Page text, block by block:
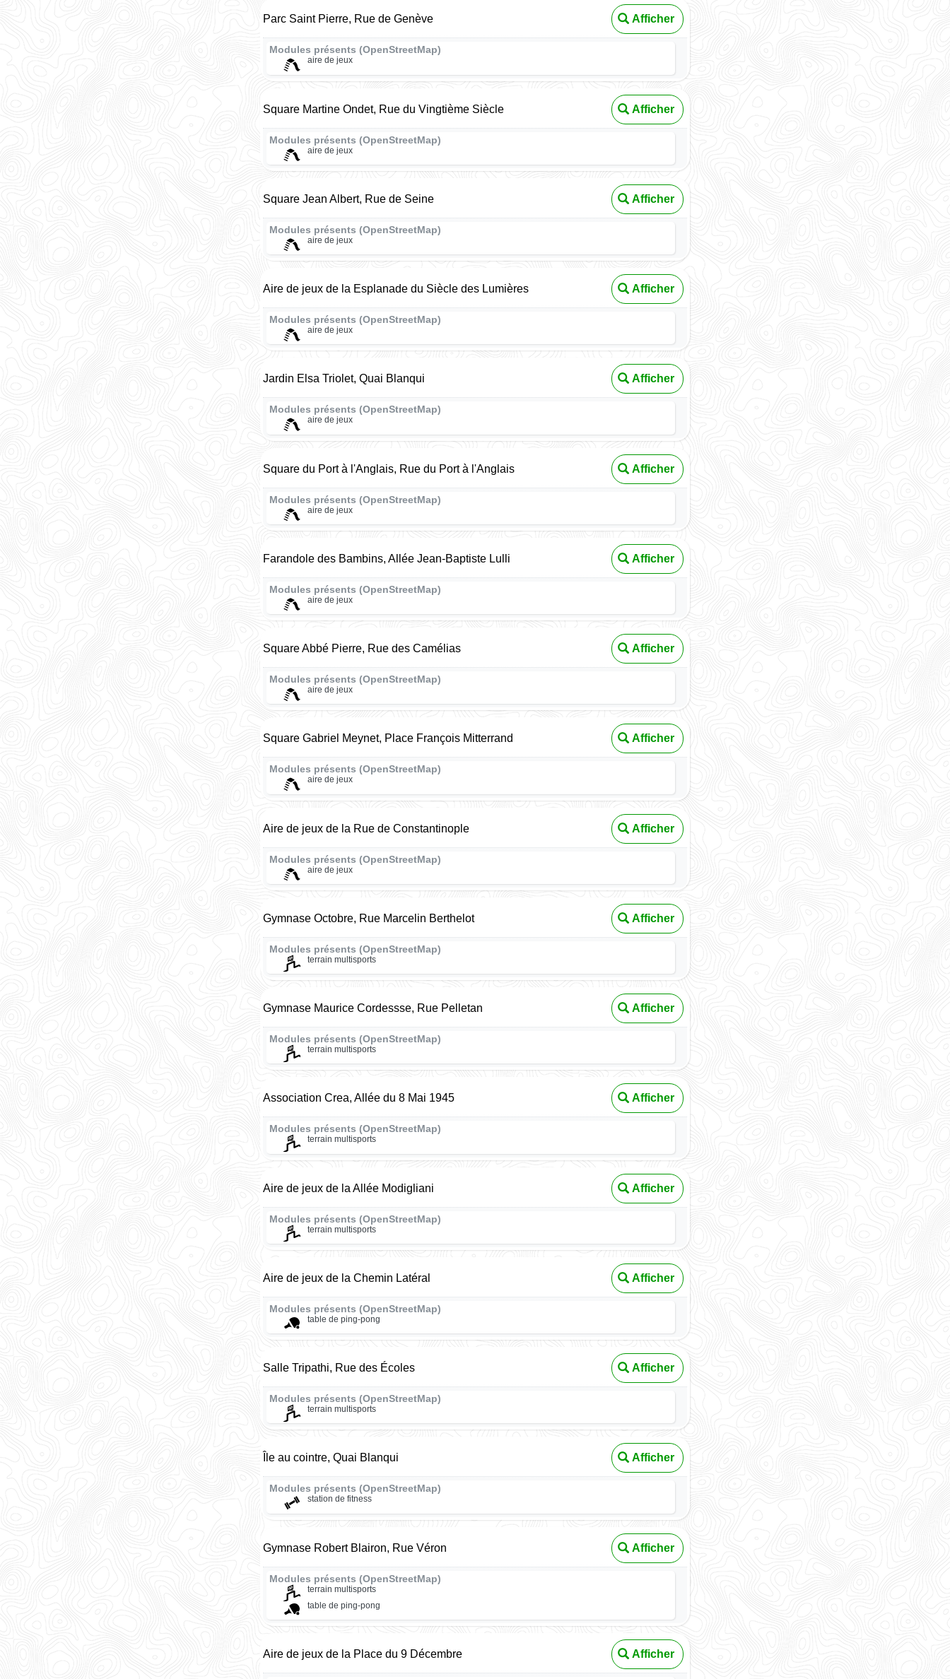
Parc Saint Pierre, Rue de Genève Afficher
Modules présents (OpenStreetMap)
aire de jeux
Square Martine Ondet, Rue du Vingtième Siècle Afficher
Modules présents (OpenStreetMap)
aire de jeux
Square Jean Albert, Rue de Seine Afficher
Modules présents (OpenStreetMap)
aire de jeux
Aire de jeux de la Esplanade du Siècle des Lumières Afficher
Modules présents (OpenStreetMap)
aire de jeux
Jardin Elsa Triolet, Quai Blanqui Afficher
Modules présents (OpenStreetMap)
aire de jeux
Square du Port à l'Anglais, Rue du Port à l'Anglais Afficher
Modules présents (OpenStreetMap)
aire de jeux
Farandole des Bambins, Allée Jean-Baptiste Lulli Afficher
Modules présents (OpenStreetMap)
aire de jeux
Square Abbé Pierre, Rue des Camélias Afficher
Modules présents (OpenStreetMap)
aire de jeux
Square Gabriel Meynet, Place François Mitterrand Afficher
Modules présents (OpenStreetMap)
aire de jeux
Aire de jeux de la Rue de Constantinople Afficher
Modules présents (OpenStreetMap)
aire de jeux
Gymnase Octobre, Rue Marcelin Berthelot Afficher
Modules présents (OpenStreetMap)
terrain multisports
Gymnase Maurice Cordessse, Rue Pelletan Afficher
Modules présents (OpenStreetMap)
terrain multisports
Association Crea, Allée du 8 Mai 1945 Afficher
Modules présents (OpenStreetMap)
terrain multisports
Aire de jeux de la Allée Modigliani Afficher
Modules présents (OpenStreetMap)
terrain multisports
Aire de jeux de la Chemin Latéral Afficher
Modules présents (OpenStreetMap)
table de ping-pong
Salle Tripathi, Rue des Écoles Afficher
Modules présents (OpenStreetMap)
terrain multisports
Île au cointre, Quai Blanqui Afficher
Modules présents (OpenStreetMap)
station de fitness
Gymnase Robert Blairon, Rue Véron Afficher
Modules présents (OpenStreetMap)
terrain multisports
table de ping-pong
Aire de jeux de la Place du 9 Décembre Afficher